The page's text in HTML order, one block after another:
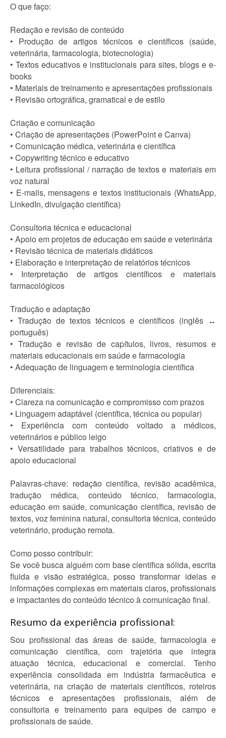
O que faço:
Redação e revisão de conteúdo
• Produção de artigos técnicos e científicos (saúde,
veterinária, farmacologia, biotecnologia)
• Textos educativos e institucionais para sites, blogs e e-
books
• Materiais de treinamento e apresentações profissionais
• Revisão ortográfica, gramatical e de estilo
Criação e comunicação
• Criação de apresentações (PowerPoint e Canva)
• Comunicação médica, veterinária e científica
• Copywriting técnico e educativo
• Leitura profissional / narração de textos e materiais em
voz natural
• E-mails, mensagens e textos institucionais (WhatsApp,
LinkedIn, divulgação científica)
Consultoria técnica e educacional
• Apoio em projetos de educação em saúde e veterinária
• Revisão técnica de materiais didáticos
• Elaboração e interpretação de relatórios técnicos
• Interpretação de artigos científicos e materiais
farmacológicos
Tradução e adaptação
• Tradução de textos técnicos e científicos (inglês ↔
português)
• Tradução e revisão de capítulos, livros, resumos e
materiais educacionais em saúde e farmacologia
• Adequação de linguagem e terminologia científica
Diferenciais:
• Clareza na comunicação e compromisso com prazos
• Linguagem adaptável (científica, técnica ou popular)
• Experiência com conteúdo voltado a médicos,
veterinários e público leigo
• Versatilidade para trabalhos técnicos, criativos e de
apoio educacional
Palavras-chave: redação científica, revisão acadêmica,
tradução médica, conteúdo técnico, farmacologia,
educação em saúde, comunicação científica, revisão de
textos, voz feminina natural, consultoria técnica, conteúdo
veterinário, produção remota.
Como posso contribuir:
Se você busca alguém com base científica sólida, escrita
fluida e visão estratégica, posso transformar ideias e
informações complexas em materiais claros, profissionais
e impactantes do conteúdo técnico à comunicação final.
Resumo da experiência profissional:
Sou profissional das áreas de saúde, farmacologia e
comunicação científica, com trajetória que integra
atuação técnica, educacional e comercial. Tenho
experiência consolidada em indústria farmacêutica e
veterinária, na criação de materiais científicos, roteiros
técnicos e apresentações profissionais, além de
consultoria e treinamento para equipes de campo e
profissionais de saúde.